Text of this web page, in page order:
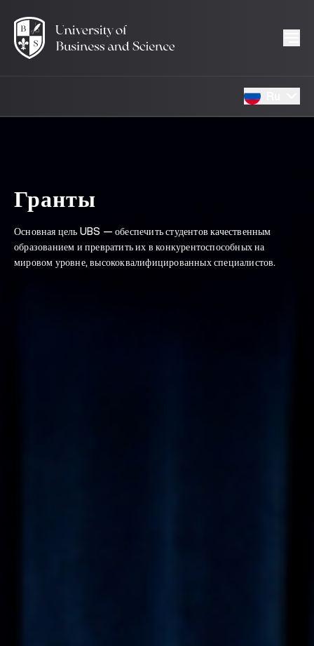
Гранты
Основная цель UBS — обеспечить студентов качественным
образованием и превратить их в конкурентоспособных на
мировом уровне, высококвалифицированных специалистов.